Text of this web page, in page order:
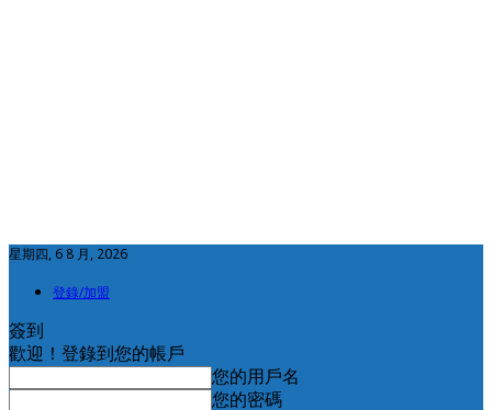
星期四, 6 8 月, 2026
登錄/加盟
簽到
歡迎！登錄到您的帳戶
您的用戶名
您的密碼